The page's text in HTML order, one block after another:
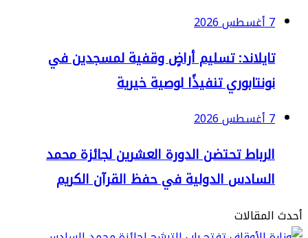
تسليم أراضٍ وقفية لمسجدين في
تنفيذًا لوصية خيرية
تحتضن الدورة العشرين لجائزة محمد
الدولية في حفظ القرآن الكريم